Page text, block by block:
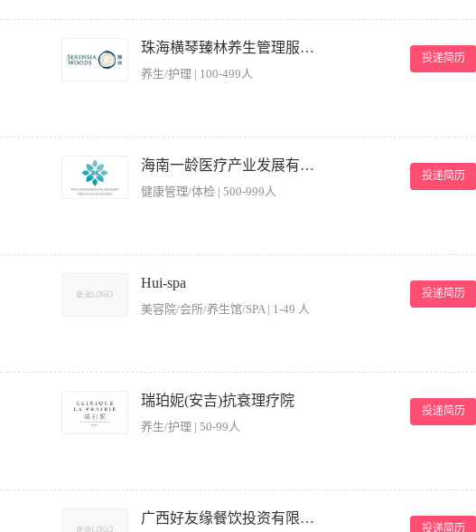
护煎档区域的设备清洁与日常保养，确保工作环境符合卫生标准； 5、根据营业需求合理备料，控
证出餐效率与时效性。 【岗位要求】 1、具备点心制作基础技能，会炸油条等； 2、工作细致认
证，严格遵守食品安全操作规范； 4、具备团队协作意识，服从工作安排；
珠海横琴臻林养生管理服务有限公司
养生/护理 | 100-499人
投递简历
悉餐厅的饮品及菜品介绍； 5、 积极参加培训，不断提高服务技能； 6、 服从主管安排，配合同
代的其他工作或任务（包括涉及非本岗位的工作内容） 岗位要求： 1、身体健康，形象气质佳
符合国家餐饮行业标准要求； 4、 品行端正，无不良嗜好和记录，无纹身。
海南一龄医疗产业发展有限公司
健康管理/体检 | 500-999人
投递简历
客满时，负责安排好后到的宾客，使宾客乐于等位。 5. 随时注意听取宾客的意见，及时向上级反
理。 7. 掌握和运用礼貌语言，负责接听电话，宾客电话订餐应问清楚基本信息。 8. 向客人介绍
求 1.中专毕业或具有同等学历，经过餐饮服务培训，有一定的日常外语会话能力。 2.有熟练的服
Hui-spa
美容院/会所/养生馆/SPA | 1-49 人
投递简历
空间到选购产品的完整美好体验。如果你渴望在高端健康疗愈品牌中成长，欢迎加入我们。 主要
置，确保疗愈空间始终整洁、宁静、舒适。· 协助准备各项疗愈服务用品，并为客户提供茶水、轻
等服务工作，确保服务动线流畅。 零售销售与客户互动· 在一楼零售区主动接待客户，介绍HUI
售、酒店、餐饮或SPA行业经验者优先。 能力与素养· 拥有良好的服务意识与亲和力，沟通表达清
人表现直接挂钩。 · 成长型岗位：提供完整的SPA服务流程与零售产品知识培训，清晰的发展路径
瑞珀妮(安吉)抗衰理疗院
养生/护理 | 50-99人
投递简历
备准备好服务,确保你已经被主管做了餐前会议。 4、确保餐台的干净和整洁。 5、确保服务台保持
广西好友缘餐饮投资有限公司
投递简历